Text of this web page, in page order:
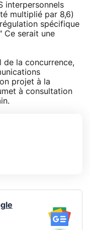
interpersonnels
multiplié par 8,6)
spécifique
Ce serait une
de la concurrence,
projet à la
à consultation